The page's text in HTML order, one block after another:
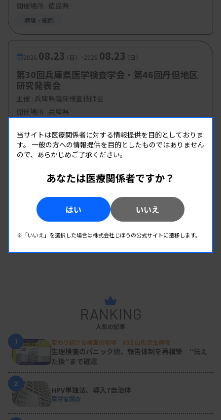
開催場所 : 徳島県
病理・細胞
2026. 08.23（日） -2026. 08.23（日）
第30回兵庫県医学検査学会・第46回丹但地区
研究発表会
主催 : 兵庫県臨床検査技師会
開催場所 : 兵庫県
RANKING
人気の記事
1
変わり続ける検査の現場 #32 山形済生病院
生理検査のパニック値、報告体制を再構築 “伝え
た後”まで確認
2
HPV単独法、導入7自治体
厚労省調査
当サイトは医療関係者に対する情報提供を目的としておりま
す。 一般の方への情報提供を目的としたものではありません
ので、あらかじめご了承ください。
あなたは医療関係者ですか？
はい いいえ
※「いいえ」を選択した場合は株式会社じほうの公式サイトに遷移します。